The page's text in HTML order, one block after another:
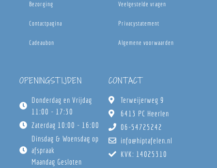
Bezorging
Contactpagina
Cadeaubon
Veelgestelde vragen
Privacystatement
Algemene voorwaarden
OPENINGSTIJDEN
Donderdag en Vrijdag
11:00 - 17:30
Zaterdag 10:00 - 16:00
Dinsdag & Woensdag op
afspraak
Maandag Gesloten
CONTACT
Terweijerweg 9
6413 PC Heerlen
06-54725242
info@hiptafelen.nl
KVK: 14025310